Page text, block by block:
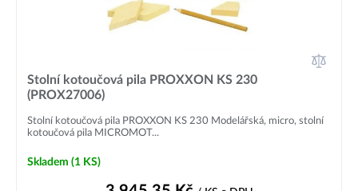
Stolní kotoučová pila PROXXON KS 230
(PROX27006)
Stolní kotoučová pila PROXXON KS 230 Modelářská, micro, stolní
kotoučová pila MICROMOT...
Skladem (1 KS)